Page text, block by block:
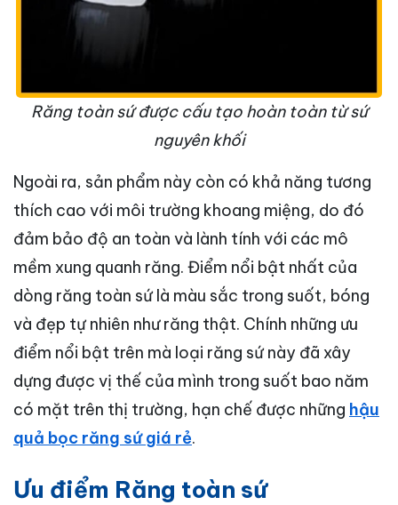
Răng toàn sứ được cấu tạo hoàn toàn từ sứ
nguyên khối
Ngoài ra, sản phẩm này còn có khả năng tương
thích cao với môi trường khoang miệng, do đó
đảm bảo độ an toàn và lành tính với các mô
mềm xung quanh răng. Điểm nổi bật nhất của
dòng răng toàn sứ là màu sắc trong suốt, bóng
và đẹp tự nhiên như răng thật. Chính những ưu
điểm nổi bật trên mà loại răng sứ này đã xây
dựng được vị thế của mình trong suốt bao năm
có mặt trên thị trường, hạn chế được những hậu
quả bọc răng sứ giá rẻ.
Ưu điểm Răng toàn sứ